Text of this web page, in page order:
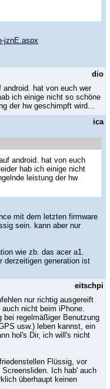
jznE.aspx
dio
hat von euch wer
ich einige nicht so schöne
der hw geschimpft wird...
ica
android. hat von euch
hab ich einige nicht
leistung der hw
mit dem letzten firmware
sein. kann aber nur
wie zb. das acer a1.
derzeitigen generation ist
eitschpi
nur richtig ausgereift
nicht beim iPhone.
bei regelmäßiger Benutzung
usw.) leben kannst, ein
hol's Dir, ich will's nicht
Flüssig, vor
Ich hab' auch
überhaupt keinen